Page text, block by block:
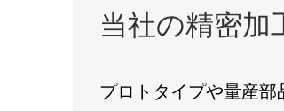
当社の精密加
プロトタイプや量産